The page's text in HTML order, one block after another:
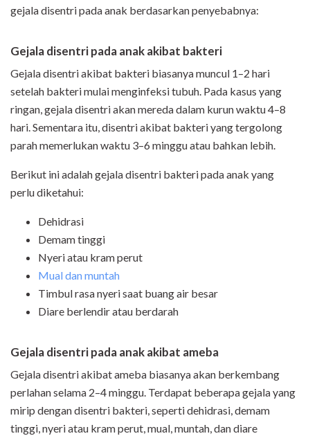
gejala disentri pada anak berdasarkan penyebabnya:
Gejala disentri pada anak akibat bakteri
Gejala disentri akibat bakteri biasanya muncul 1–2 hari
setelah bakteri mulai menginfeksi tubuh. Pada kasus yang
ringan, gejala disentri akan mereda dalam kurun waktu 4–8
hari. Sementara itu, disentri akibat bakteri yang tergolong
parah memerlukan waktu 3–6 minggu atau bahkan lebih.
Berikut ini adalah gejala disentri bakteri pada anak yang
perlu diketahui:
Dehidrasi
Demam tinggi
Nyeri atau kram perut
Mual dan muntah
Timbul rasa nyeri saat buang air besar
Diare berlendir atau berdarah
Gejala disentri pada anak akibat ameba
Gejala disentri akibat ameba biasanya akan berkembang
perlahan selama 2–4 minggu. Terdapat beberapa gejala yang
mirip dengan disentri bakteri, seperti dehidrasi, demam
tinggi, nyeri atau kram perut, mual, muntah, dan diare